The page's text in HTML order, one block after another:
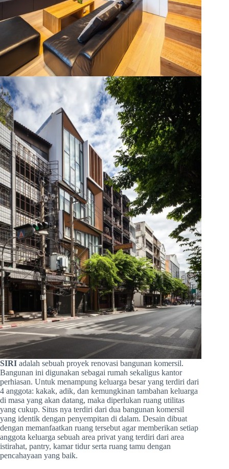
SIRI adalah sebuah proyek renovasi bangunan komersil.
Bangunan ini digunakan sebagai rumah sekaligus kantor
perhiasan. Untuk menampung keluarga besar yang terdiri dari
4 anggota: kakak, adik, dan kemungkinan tambahan keluarga
di masa yang akan datang, maka diperlukan ruang utilitas
yang cukup. Situs nya terdiri dari dua bangunan komersil
yang identik dengan penyempitan di dalam. Desain dibuat
dengan memanfaatkan ruang tersebut agar memberikan setiap
anggota keluarga sebuah area privat yang terdiri dari area
istirahat, pantry, kamar tidur serta ruang tamu dengan
pencahayaan yang baik.